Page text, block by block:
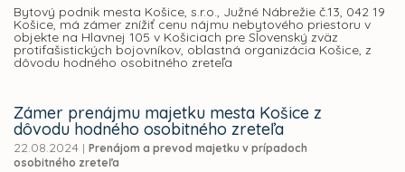
Bytový podnik mesta Košice, s.r.o., Južné Nábrežie č.13, 042 19
Košice, má zámer znížiť cenu nájmu nebytového priestoru v
objekte na Hlavnej 105 v Košiciach pre Slovenský zväz
protifašistických bojovníkov, oblastná organizácia Košice, z
dôvodu hodného osobitného zreteľa
Zámer prenájmu majetku mesta Košice z
dôvodu hodného osobitného zreteľa
22.08.2024 | Prenájom a prevod majetku v prípadoch
osobitného zreteľa